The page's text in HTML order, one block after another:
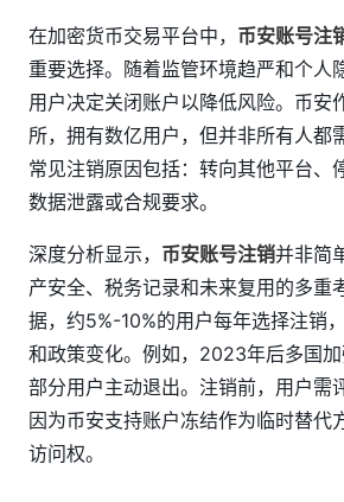
在加密货币交易平台中， 币安账号注
重要选择。随着监管环境趋严和个人
用户决定关闭账户以降低风险。币安
所，拥有数亿用户，但并非所有人都
常见注销原因包括：转向其他平台、
数据泄露或合规要求。
深度分析显示， 币安账号注销并非简
产安全、税务记录和未来复用的多重
据，约5%-10%的用户每年选择注销
和政策变化。例如，2023年后多国
部分用户主动退出。注销前，用户需
因为币安支持账户冻结作为临时替代
访问权。